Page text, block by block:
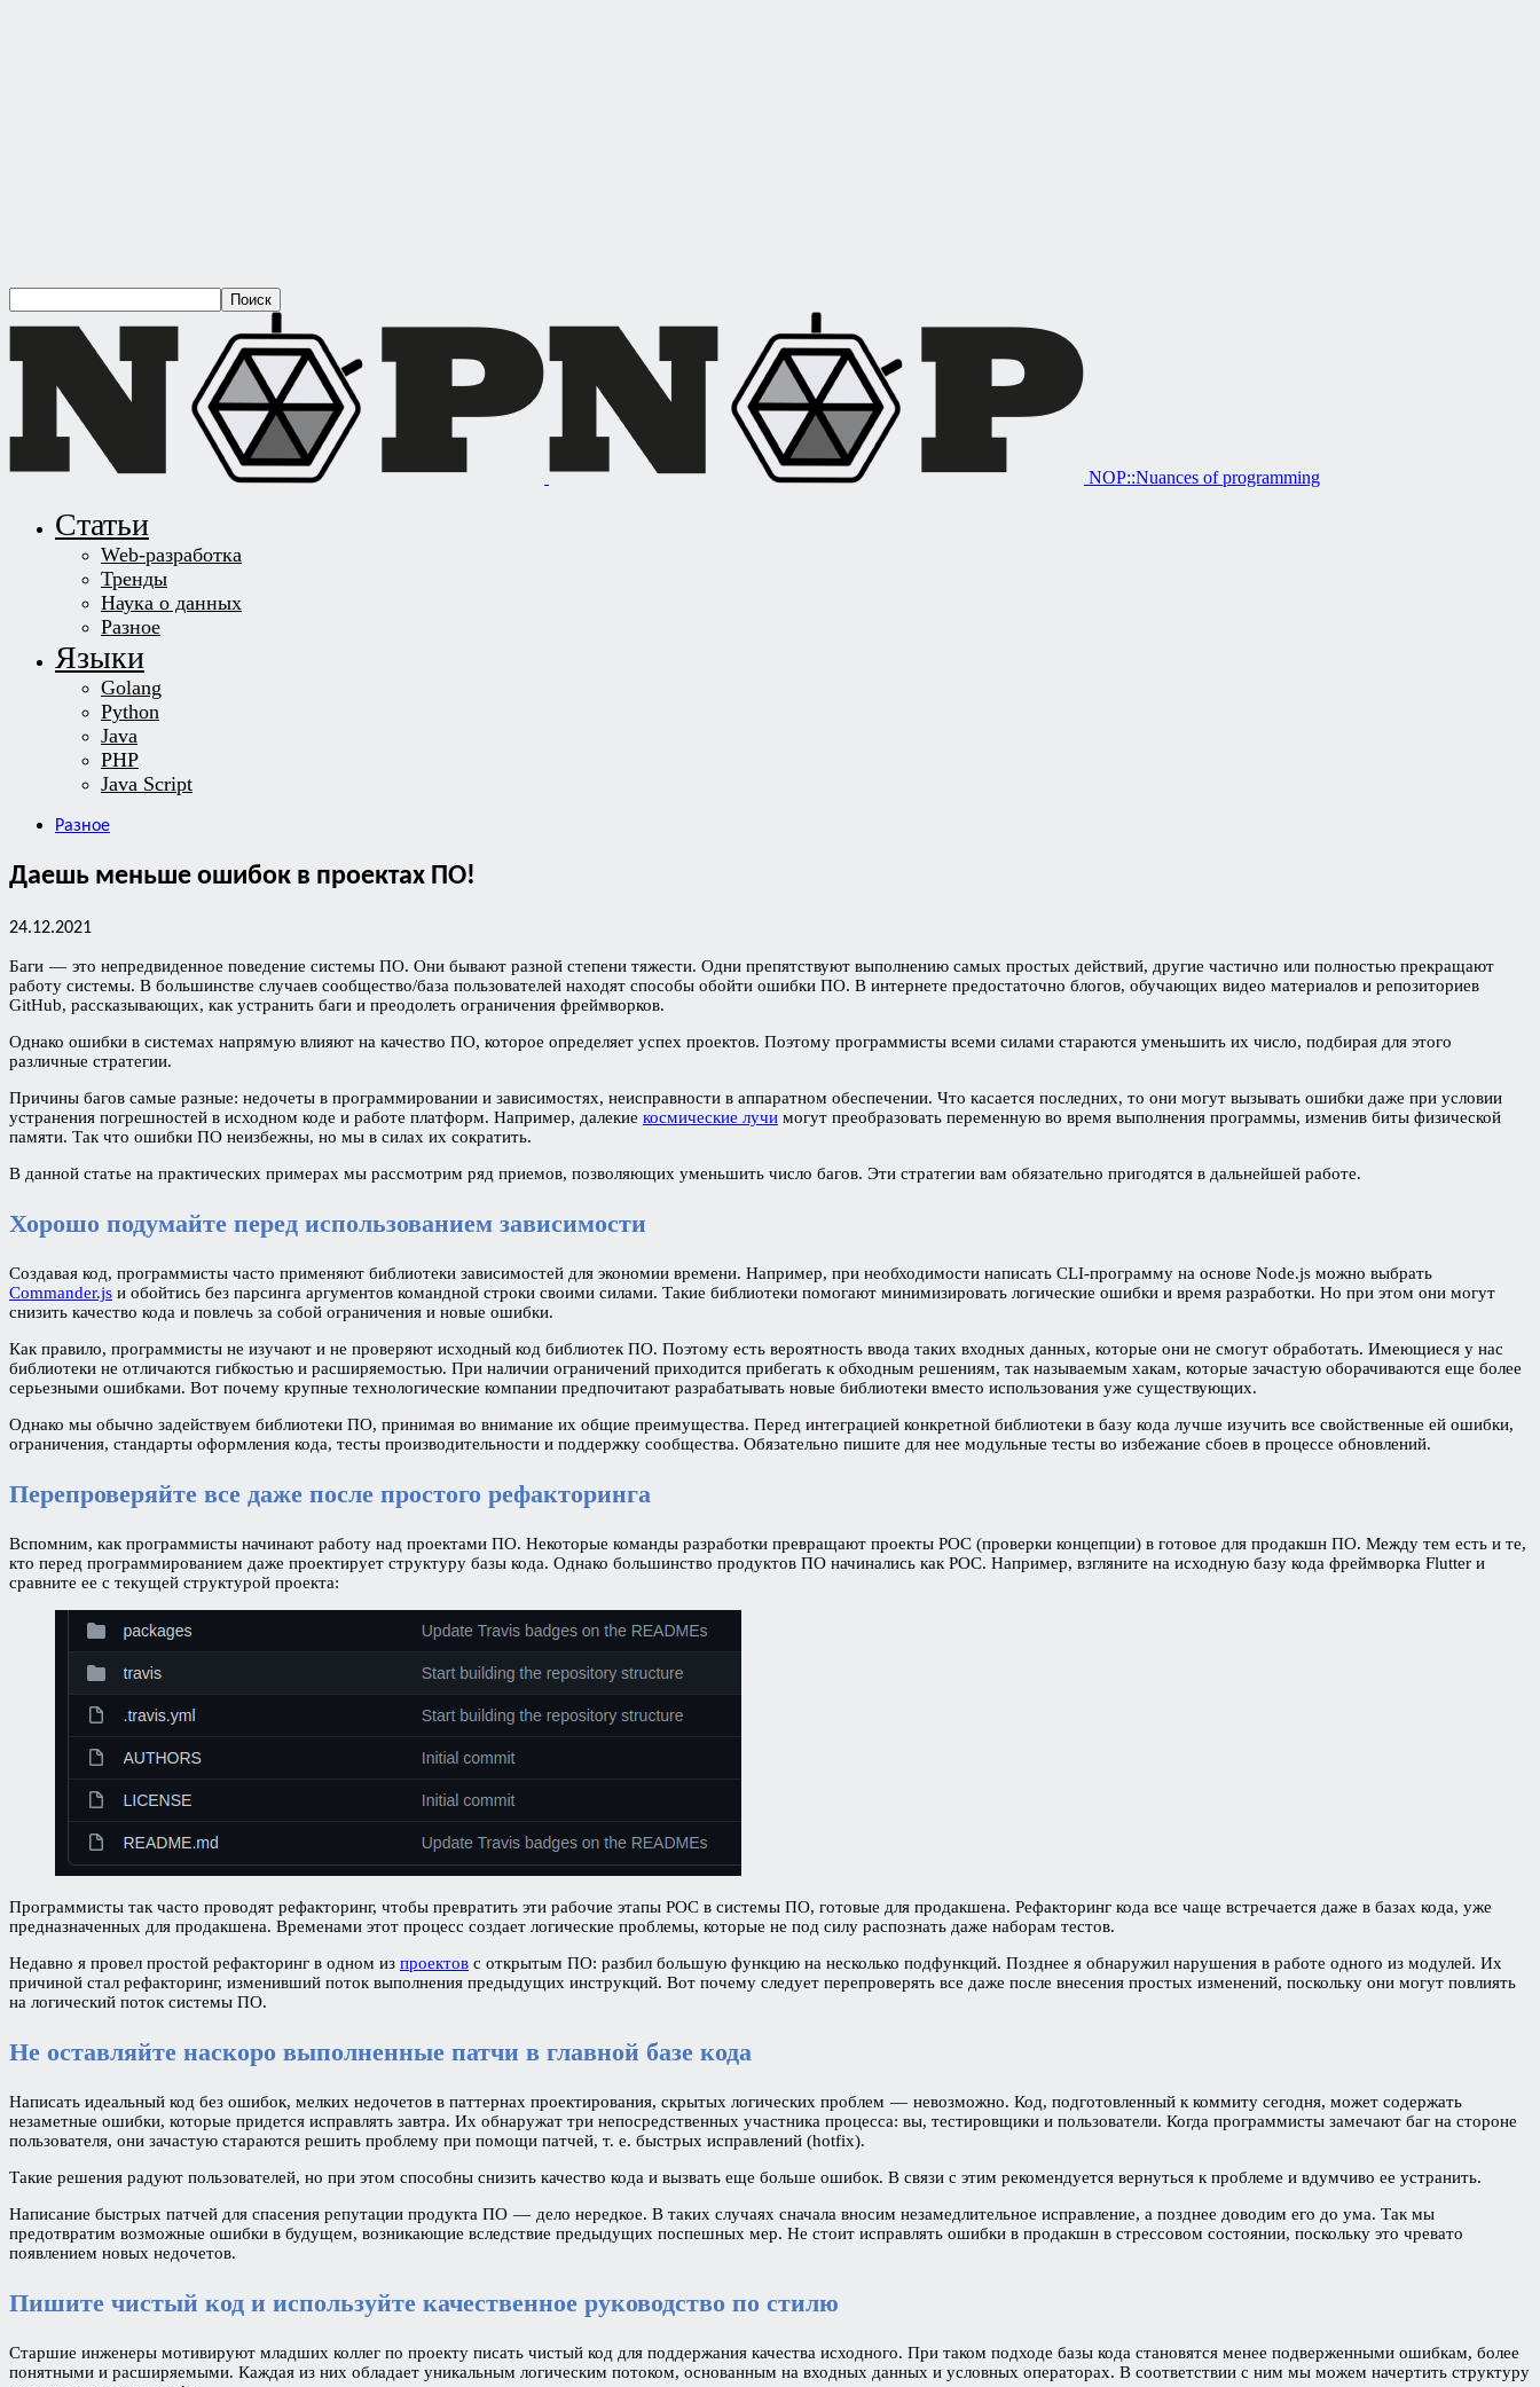
NOP::Nuances of programming
Статьи
Web-разработка
Тренды
Наука о данных
Разное
Языки
Golang
Python
Java
PHP
Java Script
Разное
Даешь меньше ошибок в проектах ПО!
24.12.2021
Баги — это непредвиденное поведение системы ПО. Они бывают разной степени тяжести. Одни препятствуют выполнению самых простых действий, другие частично или полностью прекращают
работу системы. В большинстве случаев сообщество/база пользователей находят способы обойти ошибки ПО. В интернете предостаточно блогов, обучающих видео материалов и репозиториев
GitHub, рассказывающих, как устранить баги и преодолеть ограничения фреймворков.
Однако ошибки в системах напрямую влияют на качество ПО, которое определяет успех проектов. Поэтому программисты всеми силами стараются уменьшить их число, подбирая для этого
различные стратегии.
Причины багов самые разные: недочеты в программировании и зависимостях, неисправности в аппаратном обеспечении. Что касается последних, то они могут вызывать ошибки даже при условии
устранения погрешностей в исходном коде и работе платформ. Например, далекие космические лучи могут преобразовать переменную во время выполнения программы, изменив биты физической
памяти. Так что ошибки ПО неизбежны, но мы в силах их сократить.
В данной статье на практических примерах мы рассмотрим ряд приемов, позволяющих уменьшить число багов. Эти стратегии вам обязательно пригодятся в дальнейшей работе.
Хорошо подумайте перед использованием зависимости
Создавая код, программисты часто применяют библиотеки зависимостей для экономии времени. Например, при необходимости написать CLI-программу на основе Node.js можно выбрать
Commander.js и обойтись без парсинга аргументов командной строки своими силами. Такие библиотеки помогают минимизировать логические ошибки и время разработки. Но при этом они могут
снизить качество кода и повлечь за собой ограничения и новые ошибки.
Как правило, программисты не изучают и не проверяют исходный код библиотек ПО. Поэтому есть вероятность ввода таких входных данных, которые они не смогут обработать. Имеющиеся у нас
библиотеки не отличаются гибкостью и расширяемостью. При наличии ограничений приходится прибегать к обходным решениям, так называемым хакам, которые зачастую оборачиваются еще более
серьезными ошибками. Вот почему крупные технологические компании предпочитают разрабатывать новые библиотеки вместо использования уже существующих.
Однако мы обычно задействуем библиотеки ПО, принимая во внимание их общие преимущества. Перед интеграцией конкретной библиотеки в базу кода лучше изучить все свойственные ей ошибки,
ограничения, стандарты оформления кода, тесты производительности и поддержку сообщества. Обязательно пишите для нее модульные тесты во избежание сбоев в процессе обновлений.
Перепроверяйте все даже после простого рефакторинга
Вспомним, как программисты начинают работу над проектами ПО. Некоторые команды разработки превращают проекты POC (проверки концепции) в готовое для продакшн ПО. Между тем есть и те,
кто перед программированием даже проектирует структуру базы кода. Однако большинство продуктов ПО начинались как POC. Например, взгляните на исходную базу кода фреймворка Flutter и
сравните ее с текущей структурой проекта:
Программисты так часто проводят рефакторинг, чтобы превратить эти рабочие этапы POC в системы ПО, готовые для продакшена. Рефакторинг кода все чаще встречается даже в базах кода, уже
предназначенных для продакшена. Временами этот процесс создает логические проблемы, которые не под силу распознать даже наборам тестов.
Недавно я провел простой рефакторинг в одном из проектов с открытым ПО: разбил большую функцию на несколько подфункций. Позднее я обнаружил нарушения в работе одного из модулей. Их
причиной стал рефакторинг, изменивший поток выполнения предыдущих инструкций. Вот почему следует перепроверять все даже после внесения простых изменений, поскольку они могут повлиять
на логический поток системы ПО.
Не оставляйте наскоро выполненные патчи в главной базе кода
Написать идеальный код без ошибок, мелких недочетов в паттернах проектирования, скрытых логических проблем — невозможно. Код, подготовленный к коммиту сегодня, может содержать
незаметные ошибки, которые придется исправлять завтра. Их обнаружат три непосредственных участника процесса: вы, тестировщики и пользователи. Когда программисты замечают баг на стороне
пользователя, они зачастую стараются решить проблему при помощи патчей, т. е. быстрых исправлений (hotfix).
Такие решения радуют пользователей, но при этом способны снизить качество кода и вызвать еще больше ошибок. В связи с этим рекомендуется вернуться к проблеме и вдумчиво ее устранить.
Написание быстрых патчей для спасения репутации продукта ПО — дело нередкое. В таких случаях сначала вносим незамедлительное исправление, а позднее доводим его до ума. Так мы
предотвратим возможные ошибки в будущем, возникающие вследствие предыдущих поспешных мер. Не стоит исправлять ошибки в продакшн в стрессовом состоянии, поскольку это чревато
появлением новых недочетов.
Пишите чистый код и используйте качественное руководство по стилю
Старшие инженеры мотивируют младших коллег по проекту писать чистый код для поддержания качества исходного. При таком подходе базы кода становятся менее подверженными ошибкам, более
понятными и расширяемыми. Каждая из них обладает уникальным логическим потоком, основанным на входных данных и условных операторах. В соответствии с ним мы можем начертить структуру